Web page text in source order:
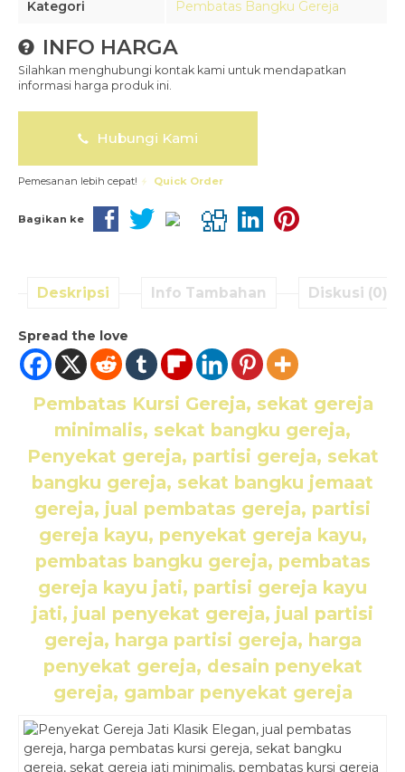
Kategori Pembatas Bangku Gereja
INFO HARGA
Silahkan menghubungi kontak kami untuk mendapatkan
informasi harga produk ini.
Hubungi Kami
Pemesanan lebih cepat! Quick Order
Bagikan ke
Deskripsi Info Tambahan Diskusi (0)
Spread the love
Pembatas Kursi Gereja, sekat gereja
minimalis, sekat bangku gereja,
Penyekat gereja, partisi gereja, sekat
bangku gereja, sekat bangku jemaat
gereja, jual pembatas gereja, partisi
gereja kayu, penyekat gereja kayu,
pembatas bangku gereja, pembatas
gereja kayu jati, partisi gereja kayu
jati, jual penyekat gereja, jual partisi
gereja, harga partisi gereja, harga
penyekat gereja, desain penyekat
gereja, gambar penyekat gereja